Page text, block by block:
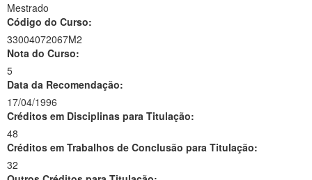
Mestrado
Código do Curso:
33004072067M2
Nota do Curso:
5
Data da Recomendação:
17/04/1996
Créditos em Disciplinas para Titulação:
48
Créditos em Trabalhos de Conclusão para Titulação:
32